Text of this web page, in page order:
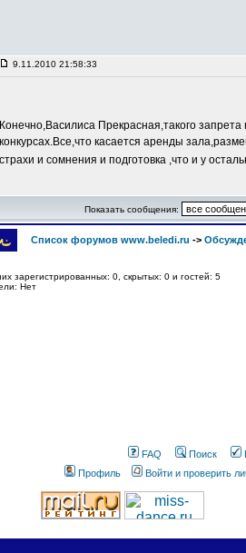
9.11.2010 21:58:33
Конечно,Василиса Прекрасная,такого
конкурсах.Все,что касается аренды
страхи и сомнения и подготовка ,что и у
Показать сообщения:
Список форумов www.beledi.ru ->
зарегистрированных: 0, скрытых: 0 и гостей: 5
Нет
FAQ Поиск
Профиль
Войти и проверить